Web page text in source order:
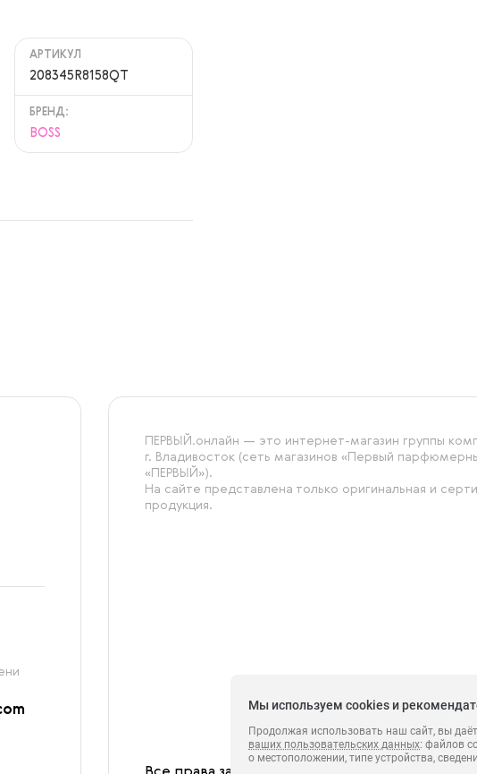
АРТИКУЛ
208345R8158QT
БРЕНД:
BOSS
ПЕРВЫЙ.онлайн — это интернет-магазин группы
г. Владивосток (сеть магазинов «Первый
«ПЕРВЫЙ»).
На сайте представлена только оригинальная и
продукция.
Мы используем cookies и
Продолжая использовать наш сайт, вы
ваших пользовательских данных: файлов cookie, IP
о местоположении, типе устройства,